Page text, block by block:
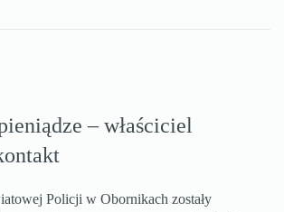
– właściciel
Policji w Obornikach zostały